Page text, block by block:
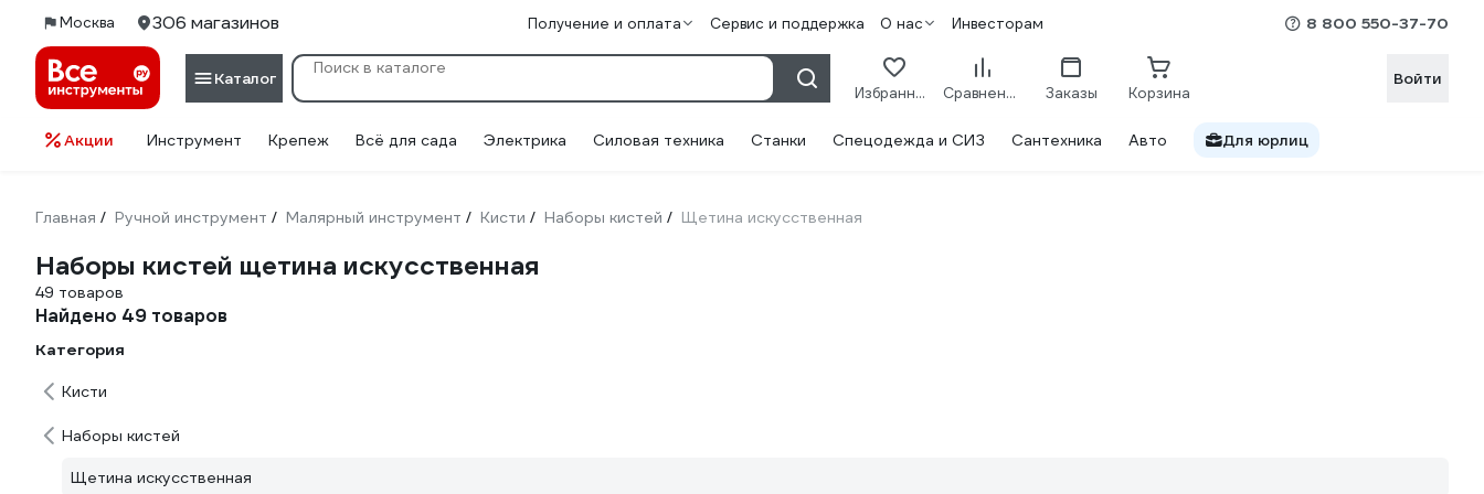
Москва 306 магазинов Получение и оплата Сервис и поддержка О нас Инвесторам 8 800 550-37-70
Каталог
Избранное Сравнение Заказы Корзина
Войти
Акции Инструмент Крепеж Всё для сада Электрика Силовая техника Станки Спецодежда и СИЗ Сантехника Авто Для юрлиц
Главная / Ручной инструмент / Малярный инструмент / Кисти / Наборы кистей / Щетина искусственная
Наборы кистей щетина искусственная
49 товаров
Найдено 49 товаров
Категория
Кисти
Наборы кистей
Щетина искусственная